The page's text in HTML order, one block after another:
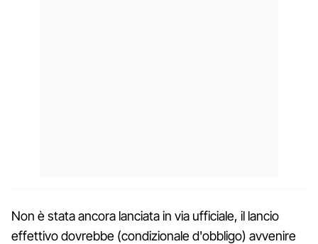
Non è stata ancora lanciata in via ufficiale, il lancio
effettivo dovrebbe (condizionale d'obbligo) avvenire